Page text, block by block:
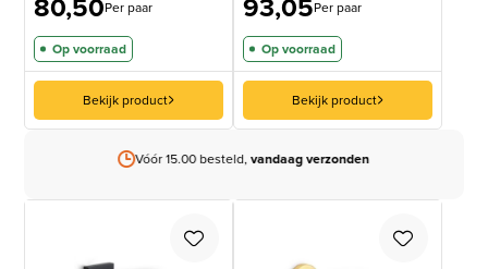
Per paar
Op voorraad
Bekijk product
Per paar
Op voorraad
Bekijk product
Vóór 15.00 besteld,vandaag verzonden